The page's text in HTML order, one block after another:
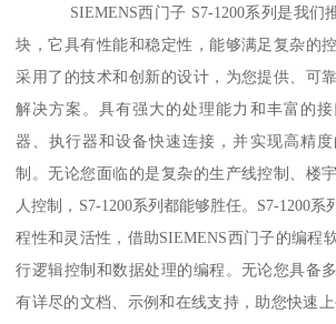
SIEMENS西门子 S7-1200系列是我们推
块，它具有性能和稳定性，能够满足复杂的
采用了的技术和创新的设计，为您提供、可
解决方案。具有强大的处理能力和丰富的
器、执行器和设备快速连接，并实现高精
制。无论您面临的是复杂的生产线控制、楼
人控制，S7-1200系列都能够胜任。S7-1200
程性和灵活性，借助SIEMENS西门子的编程
行逻辑控制和数据处理的编程。无论您具备
有详尽的文档、示例和在线支持，助您快速